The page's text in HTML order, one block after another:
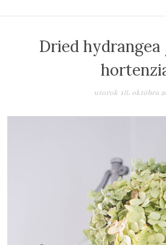
Dried
utorok 18. októbra